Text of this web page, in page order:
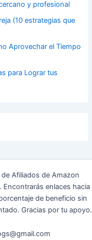
y profesional
(10 estrategias que
Aprovechar el Tiempo
para Lograr tus
Afiliados de Amazon
Encontrarás enlaces hacia
de beneficio sin
Gracias por tu apoyo.